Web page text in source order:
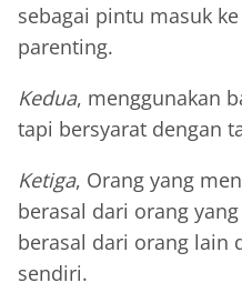
sebagai pintu masuk
parenting.
Kedua, menggunakan
tapi bersyarat dengan
Ketiga, Orang yang
berasal dari orang
berasal dari orang lain
sendiri.